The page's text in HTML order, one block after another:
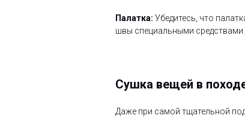
Палатка: Убедитесь, что
швы специальными средствами
Сушка вещей в
Даже при самой тщательной